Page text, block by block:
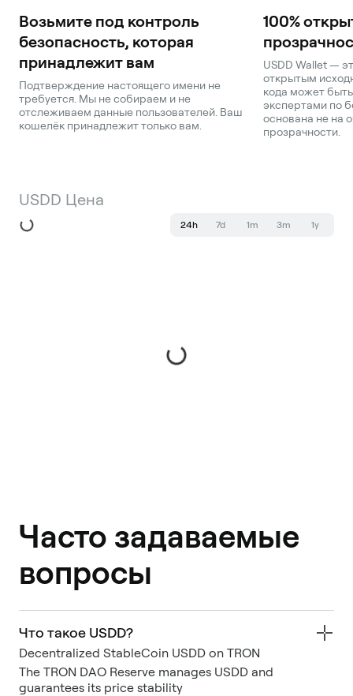
Возьмите под контроль
безопасность, которая
принадлежит вам
Подтверждение настоящего имени не
требуется. Мы не собираем и не
отслеживаем данные пользователей. Ваш
кошелёк принадлежит только вам.
100%
USDD Wallet —
открытым
кода может
экспертами по
основана не на
прозрачности.
USDD Цена
24h 7d 1m 3m 1y
Часто задаваемые
вопросы
Что такое USDD?
Decentralized StableCoin USDD on TRON
The TRON DAO Reserve manages USDD and
guarantees its price stability